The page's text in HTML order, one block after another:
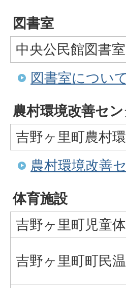
図書室
中央公民館図書室
図書室について
農村環境改善セ
吉野ヶ里町農村
農村環境改善
体育施設
吉野ヶ里町児童
吉野ヶ里町町民